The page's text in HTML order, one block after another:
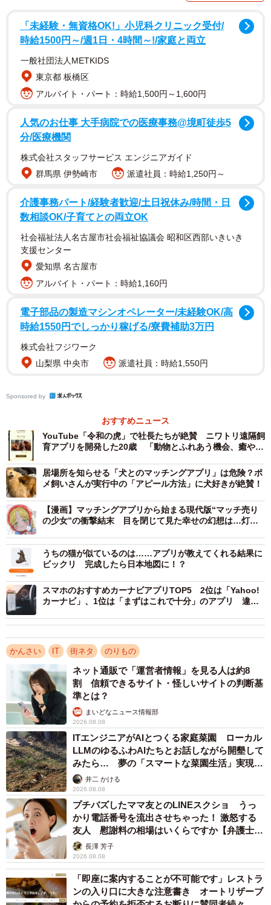
西園寺さんは大阪府高槻市出身で、同志社高（京都市左
京区）在学中の2018年に動画サイト「ユーチューブ」への
投稿を開始。公共交通網を駆使した「日本全国で鬼ごっ
こ」などの動画が人気で、登録者数は80万人超を誇る。
21年には自身の会社「トラベーション」を設立し、動画
制作のほか、交通機関とコラボしたツアーやイベントを開
くなどしている。
トラビーでは、利用者が投稿したおすすめの観光スポッ
トを地図上で探すことができるほか、旅行の際に使った乗
り物や立ち寄った場所の感想を「しおり」として写真付き
で共有できる。スマホの位置情報を使い、自分の移動記録
「未経験・無資格OK!」小児科クリニック受付/
時給1500円～/週1日・4時間～!/家庭と両立
一般社団法人METKIDS
東京都 板橋区
アルバイト・パート：時給1,500円～1,600円
人気のお仕事 大手病院での医療事務@境町徒歩5
分/医療機関
株式会社スタッフサービス エンジニアガイド
群馬県 伊勢崎市
派遣社員：時給1,250円～
介護事務パート/経験者歓迎/土日祝休み/時間・日
数相談OK/子育てとの両立OK
社会福祉法人名古屋市社会福祉協議会 昭和区西部いきいき
支援センター
愛知県 名古屋市
アルバイト・パート：時給1,160円
電子部品の製造マシンオペレーター/未経験OK/高
時給1550円でしっかり稼げる/寮費補助3万円
株式会社フジワーク
山梨県 中央市
派遣社員：時給1,550円
Sponsored by
おすすめニュース
YouTube「令和の虎」で社長たちが絶賛 ニワトリ遠隔飼
育アプリを開発した20歳 「動物とふれあう機会、癒や
居場所を知らせる「犬とのマッチングアプリ」は危険？ポ
メ飼いさんが実行中の「アピール方法」に犬好きが絶賛！
【漫画】マッチングアプリから始まる現代版“マッチ売り
の少女”の衝撃結末 目を閉じて見た幸せの幻想は…灯火
うちの猫が似ているのは……アプリが教えてくれる結果に
ビックリ 完成したら日本地図に！？
スマホのおすすめカーナビアプリTOP5 2位は「Yahoo!
カーナビ」、1位は「まずはこれで十分」のアプリ 違反
かんさい IT 街ネタ のりもの
ネット通販で「運営者情報」を見る人は約8
割 信頼できるサイト・怪しいサイトの判断基
準とは？
まいどなニュース情報部
2026.08.08
ITエンジニアがAIとつくる家庭菜園 ローカル
LLMのゆるふわAIたちとお話しながら開墾して
みたら… 夢の「スマートな菜園生活」実現な
るか井二 かける
2026.08.08
プチバズしたママ友とのLINEスクショ うっ
かり電話番号を流出させちゃった！ 激怒する
友人 慰謝料の相場はいくらですか【弁護士が
解説】長澤 芳子
2026.08.08
「即座に案内することが不可能です」レストラ
ンの入り口に大きな注意書き オートリザーブ